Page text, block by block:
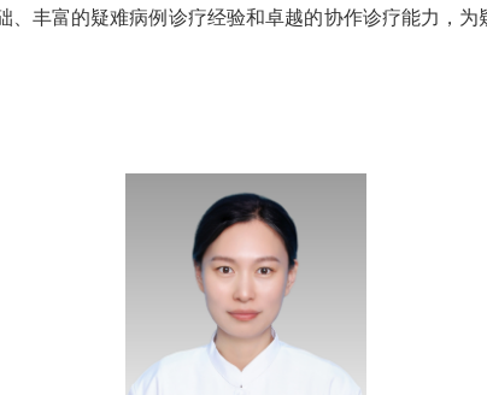
丰富的疑难病例诊疗经验和卓越的协作诊疗能力，